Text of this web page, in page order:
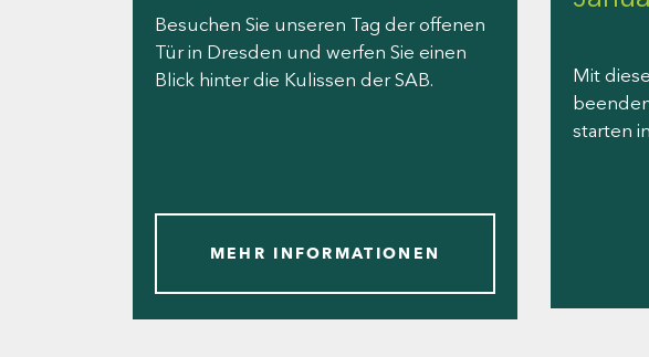
Besuchen Sie unseren Tag der offenen
Tür in Dresden und werfen Sie einen
Blick hinter die Kulissen der SAB.
MEHR INFORMATIONEN
Mit
starten